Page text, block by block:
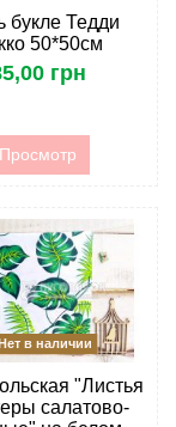
букле Тедди
50*50см
грн
Просмотр
в наличии
"Листья
салатово-